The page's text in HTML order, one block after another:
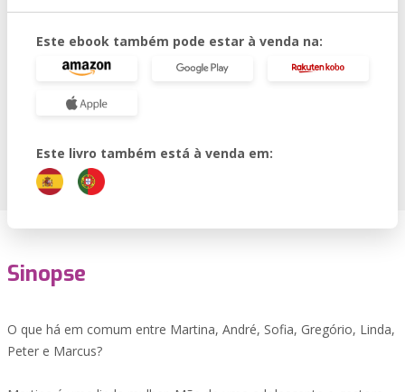
Este ebook também pode estar à venda na:
Este livro também está à venda em:
Sinopse
O que há em comum entre Martina, André, Sofia, Gregório, Linda,
Peter e Marcus?